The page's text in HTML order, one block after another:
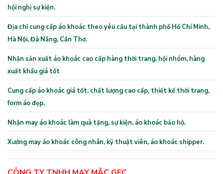
hội nghị sự kiện.
Địa chỉ cung cấp áo khoác theo yêu cầu tại thành phố Hồ Chí Minh,
Hà Nội, Đà Nẵng, Cần Thơ.
Nhận sản xuất áo khoác cao cấp hàng thời trang, hội nhóm, hàng
xuất khẩu giá tốt
Cung cấp áo khoác giá tốt, chất lượng cao cấp, thiết kế thời trang,
form áo đẹp.
Nhận may áo khoác làm quà tặng, sự kiện, áo khoác bảo hộ.
Xưởng may áo khoác công nhân, kỹ thuật viên, áo khoác shipper.